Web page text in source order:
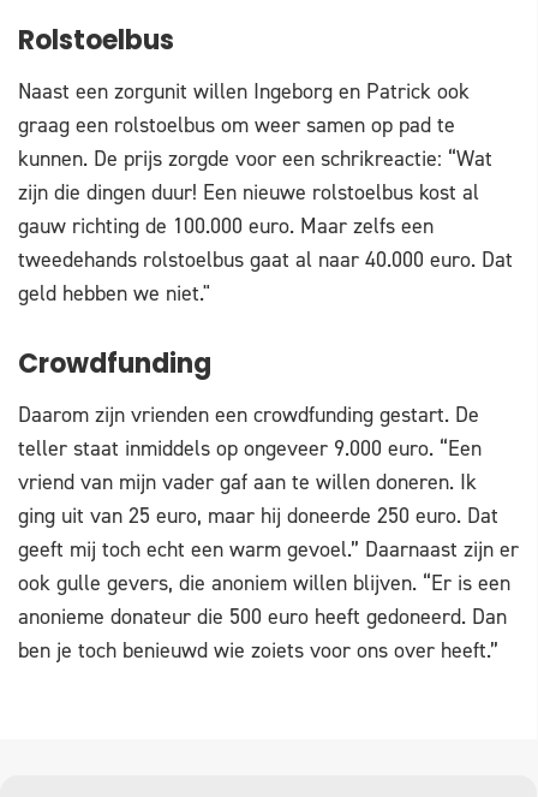
Rolstoelbus
Naast een zorgunit willen Ingeborg en Patrick ook
graag een rolstoelbus om weer samen op pad te
kunnen. De prijs zorgde voor een schrikreactie: “Wat
zijn die dingen duur! Een nieuwe rolstoelbus kost al
gauw richting de 100.000 euro. Maar zelfs een
tweedehands rolstoelbus gaat al naar 40.000 euro. Dat
geld hebben we niet."
Crowdfunding
Daarom zijn vrienden een crowdfunding gestart. De
teller staat inmiddels op ongeveer 9.000 euro. “Een
vriend van mijn vader gaf aan te willen doneren. Ik
ging uit van 25 euro, maar hij doneerde 250 euro. Dat
geeft mij toch echt een warm gevoel.” Daarnaast zijn er
ook gulle gevers, die anoniem willen blijven. “Er is een
anonieme donateur die 500 euro heeft gedoneerd. Dan
ben je toch benieuwd wie zoiets voor ons over heeft.”